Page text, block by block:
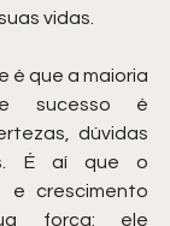
vidas.
é que a maioria
sucesso é
dúvidas
É aí que o
e crescimento
força: ele